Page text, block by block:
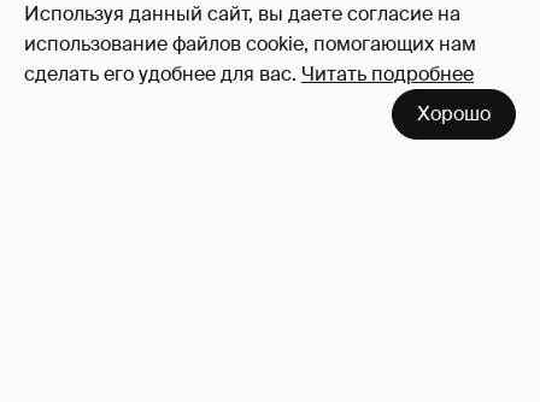
Используя данный сайт, вы даете согласие на
использование файлов cookie, помогающих нам
сделать его удобнее для вас. Читать подробнее
Хорошо